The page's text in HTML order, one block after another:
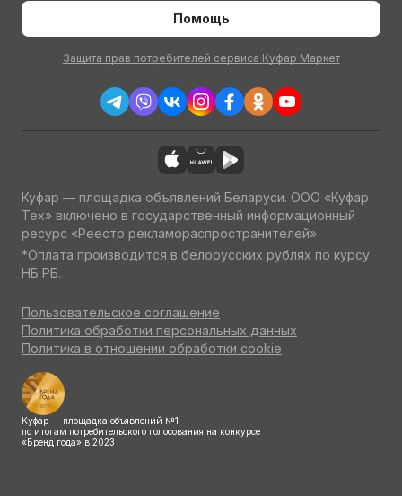
Помощь
Защита прав потребителей сервиса Куфар Маркет
Куфар — площадка объявлений Беларуси. ООО «Куфар
Тех» включено в государственный информационный
ресурс «Реестр рекламораспространителей»
*Оплата производится в белорусских рублях по курсу
НБ РБ.
Пользовательское соглашение
Политика обработки персональных данных
Политика в отношении обработки cookie
Куфар — площадка объявлений №1
по итогам потребительского голосования на конкурсе
«Бренд года» в 2023